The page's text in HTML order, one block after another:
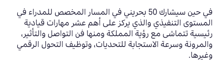
في حين سيشارك50بحريني في المسار المخصص للمدراء في
المستوى التنفيذي والذي يركز على أهم عشر مهارات قيادية
رئيسية تتماشى مع رؤية المملكة ومنها فن التواصل والتأثير،
والمرونة وسرعة الاستجابة للتحديات، وتوظيف التحول الرقمي
وغيرها.